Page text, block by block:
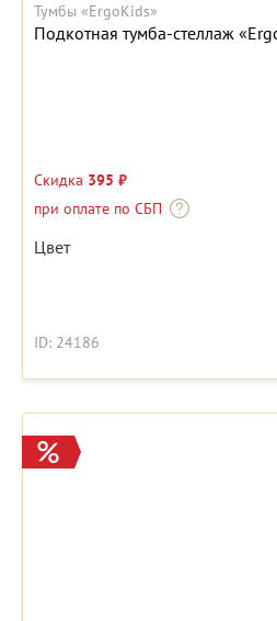
Тумбы «ErgoKids»
Подкотная тумба-стеллаж
Скидка 395 ₽
при оплате по СБП
Цвет
ID: 24186